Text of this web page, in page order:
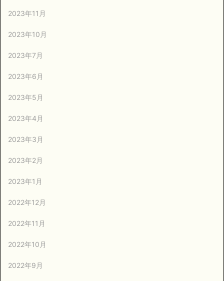
2023年11月
2023年10月
2023年7月
2023年6月
2023年5月
2023年4月
2023年3月
2023年2月
2023年1月
2022年12月
2022年11月
2022年10月
2022年9月